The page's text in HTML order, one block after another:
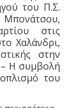
του Π.Σ.
στις
Χαλάνδρι,
στην
Η συμβολή
του